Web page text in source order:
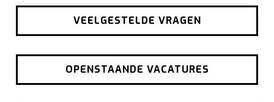
VEELGESTELDE VRAGEN
OPENSTAANDE VACATURES